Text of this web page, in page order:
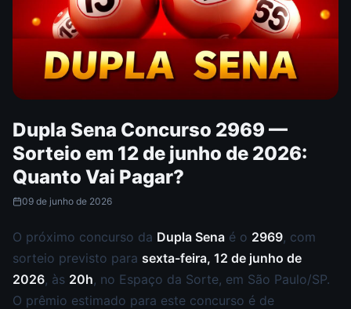
Dupla Sena Concurso 2969 —
Sorteio em 12 de junho de 2026:
Quanto Vai Pagar?
09 de junho de 2026
O próximo concurso da Dupla Sena é o 2969, com
sorteio previsto para sexta-feira, 12 de junho de
2026, às 20h, no Espaço da Sorte, em São Paulo/SP.
O prêmio estimado para este concurso é de